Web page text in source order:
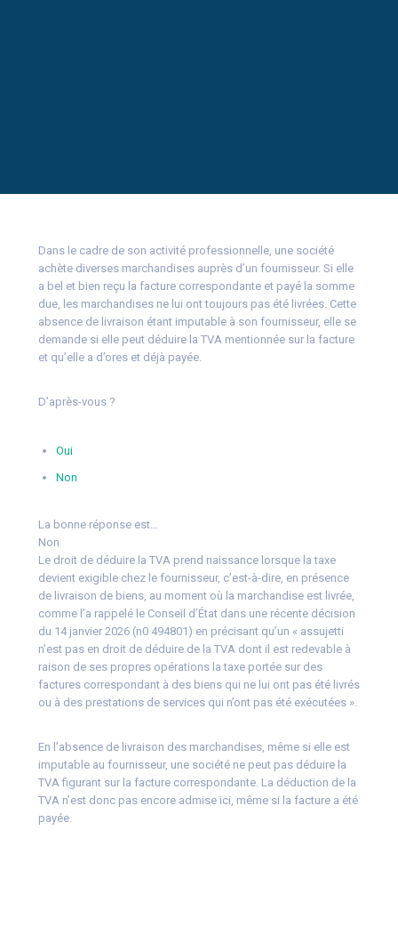
Dans le cadre de son activité professionnelle, une société
achète diverses marchandises auprès d’un fournisseur. Si elle
a bel et bien reçu la facture correspondante et payé la somme
due, les marchandises ne lui ont toujours pas été livrées. Cette
absence de livraison étant imputable à son fournisseur, elle se
demande si elle peut déduire la TVA mentionnée sur la facture
et qu’elle a d’ores et déjà payée.
D’après-vous ?
Oui
Non
La bonne réponse est…
Non
Le droit de déduire la TVA prend naissance lorsque la taxe
devient exigible chez le fournisseur, c’est-à-dire, en présence
de livraison de biens, au moment où la marchandise est livrée,
comme l’a rappelé le Conseil d’État dans une récente décision
du 14 janvier 2026 (n0 494801) en précisant qu’un « assujetti
n’est pas en droit de déduire de la TVA dont il est redevable à
raison de ses propres opérations la taxe portée sur des
factures correspondant à des biens qui ne lui ont pas été livrés
ou à des prestations de services qui n’ont pas été exécutées ».
En l’absence de livraison des marchandises, même si elle est
imputable au fournisseur, une société ne peut pas déduire la
TVA figurant sur la facture correspondante. La déduction de la
TVA n’est donc pas encore admise ici, même si la facture a été
payée.